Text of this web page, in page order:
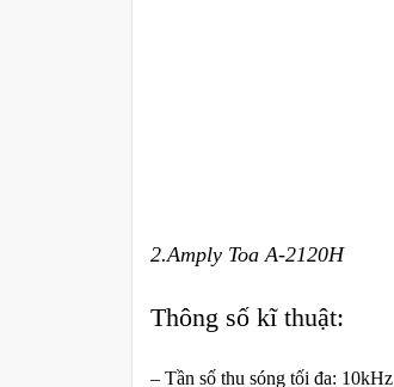
2.Amply Toa A-2120H
Thông số kĩ thuật:
– Tần số thu sóng tối đa: 10kHz